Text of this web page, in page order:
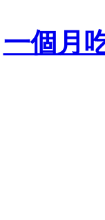
一個月